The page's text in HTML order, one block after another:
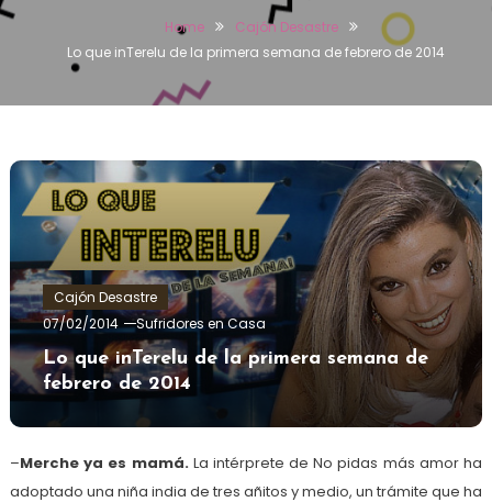
Home
Cajón Desastre
Lo que inTerelu de la primera semana de febrero de 2014
Cajón Desastre
07/02/2014
Sufridores en Casa
Lo que inTerelu de la primera semana de
febrero de 2014
–Merche ya es mamá.La intérprete de No pidas más amor ha
adoptado una niña india de tres añitos y medio, un trámite que ha